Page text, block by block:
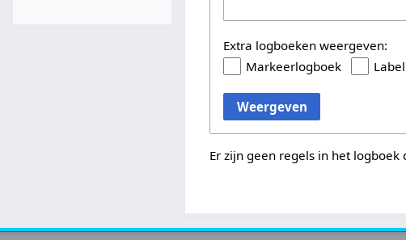
Extra logboeken weergeven:
Markeerlogboek
Weergeven
Er zijn geen regels in het